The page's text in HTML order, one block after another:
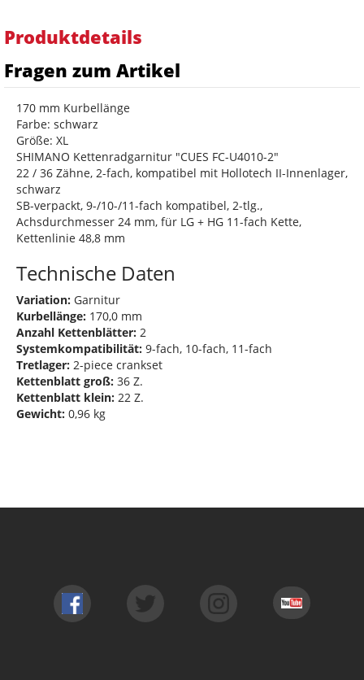
Produktdetails
Fragen zum Artikel
170 mm Kurbellänge
Farbe: schwarz
Größe: XL
SHIMANO Kettenradgarnitur "CUES FC-U4010-2"
22 / 36 Zähne, 2-fach, kompatibel mit Hollotech II-Innenlager,
schwarz
SB-verpackt, 9-/10-/11-fach kompatibel, 2-tlg.,
Achsdurchmesser 24 mm, für LG + HG 11-fach Kette,
Kettenlinie 48,8 mm
Technische Daten
Variation: Garnitur
Kurbellänge: 170,0 mm
Anzahl Kettenblätter: 2
Systemkompatibilität: 9-fach, 10-fach, 11-fach
Tretlager: 2-piece crankset
Kettenblatt groß: 36 Z.
Kettenblatt klein: 22 Z.
Gewicht: 0,96 kg